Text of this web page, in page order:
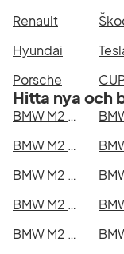
Renault
Hyundai
Porsche
Hitta nya och
BMW M2 Competition i Stockholm
BMW M2 Competition i Malmö
BMW M2 Competition i Uppsala
BMW M2 Competition i Eskilstuna
BMW M2 Competition i Kristianstad